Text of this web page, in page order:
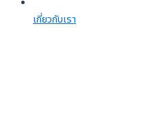
เกี่ยวกับเรา